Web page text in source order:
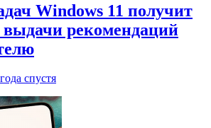
Windows 11 получит
рекомендаций
спустя